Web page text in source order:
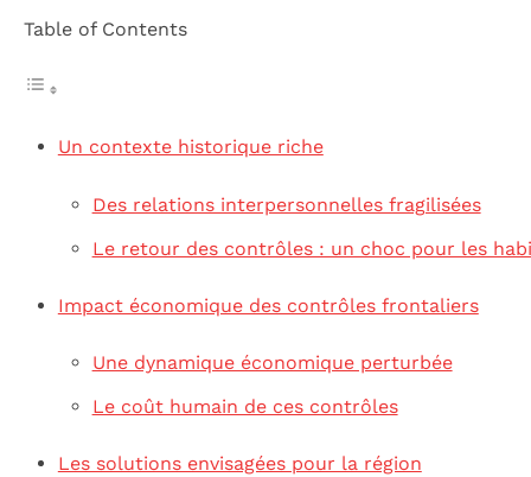
Table of Contents
Un contexte historique riche
Des relations interpersonnelles fragilisées
Le retour des contrôles : un choc pour les
Impact économique des contrôles frontaliers
Une dynamique économique perturbée
Le coût humain de ces contrôles
Les solutions envisagées pour la région